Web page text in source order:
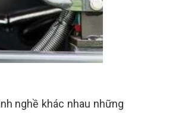
nghề khác nhau những